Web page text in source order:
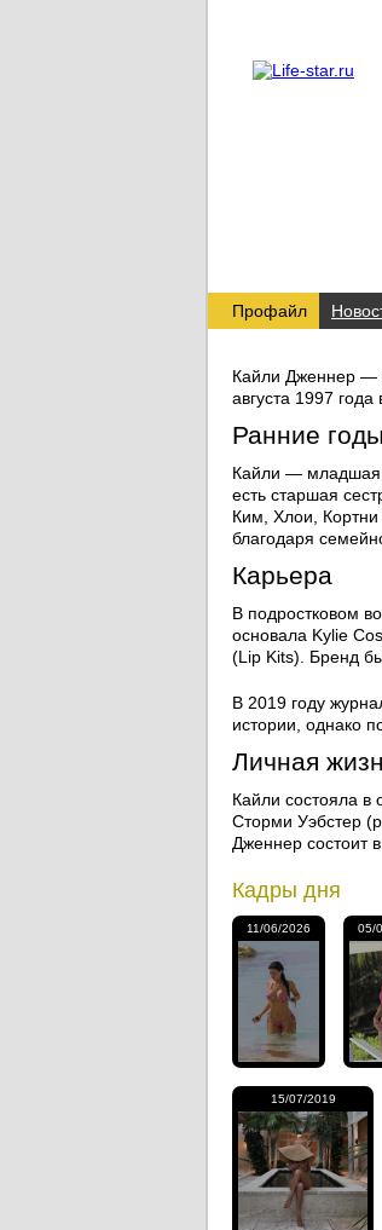
Профайл
Кайли Дженнер —
августа 1997
Ранние
Кайли — младшая
есть старшая
Ким, Хлои,
благодаря
Карьера
В подростковом
основала Kylie
(Lip Kits). Бренд
В 2019 году
истории, однако
Личная
Кайли состояла в
Сторми Уэбстер
Дженнер состоит
Кадры дня
11/06/2026 05/
15/07/2019